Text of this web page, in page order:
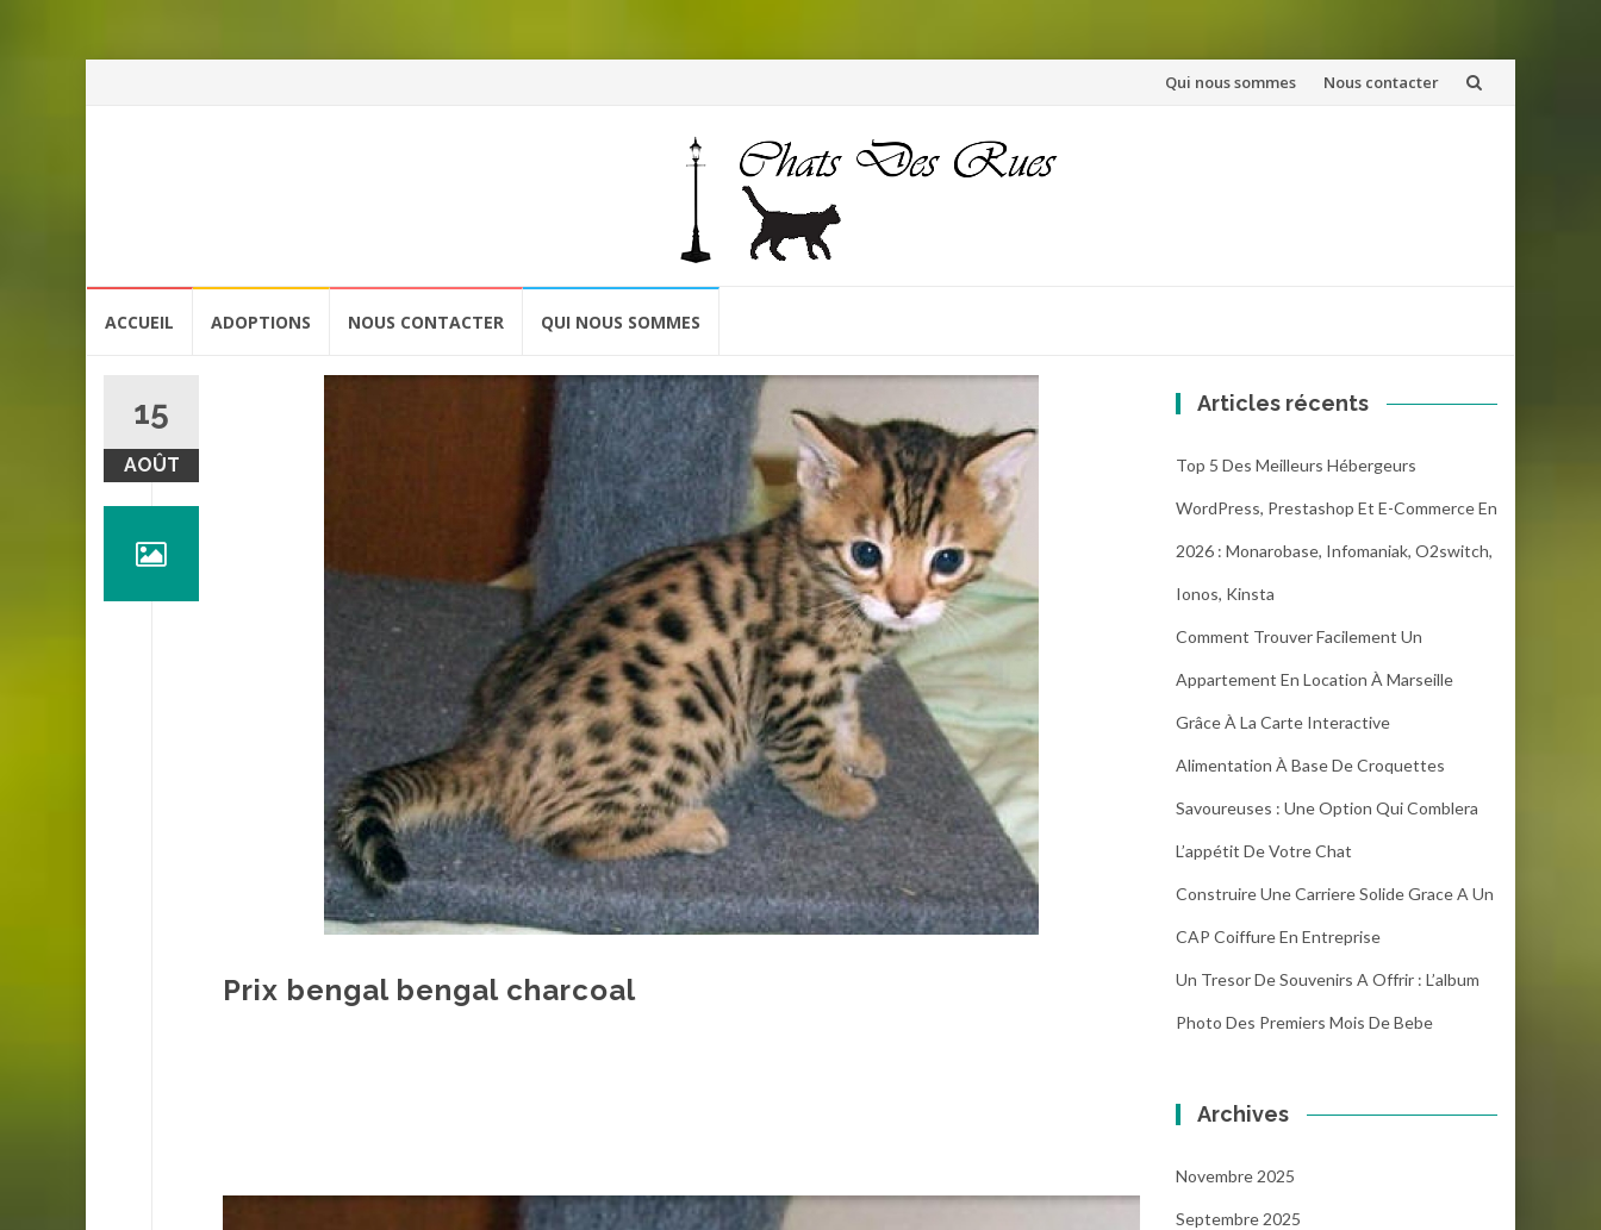
Aller
Qui nous sommes Nous contacter
ACCUEIL ADOPTIONS NOUS CONTACTER QUI NOUS SOMMES
15
AOÛT
Prix bengal bengal charcoal
Articles récents
Top 5 Des Meilleurs Hébergeurs
WordPress, Prestashop Et E-Commerce En
2026 : Monarobase, Infomaniak, O2switch,
Ionos, Kinsta
Comment Trouver Facilement Un
Appartement En Location À Marseille
Grâce À La Carte Interactive
Alimentation À Base De Croquettes
Savoureuses : Une Option Qui Comblera
L’appétit De Votre Chat
Construire Une Carriere Solide Grace A Un
CAP Coiffure En Entreprise
Un Tresor De Souvenirs A Offrir : L’album
Photo Des Premiers Mois De Bebe
Archives
Novembre 2025
Septembre 2025